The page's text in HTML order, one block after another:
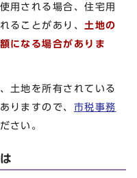
用される場合、住宅用
ることがあり、 土地の
になる場合がありま
土地を所有されている
りますので、 市税事務
さい。